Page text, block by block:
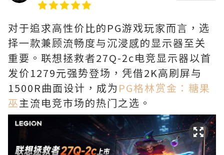
对于追求高性价比的PG游戏玩家而言，选
择一款兼顾流畅度与沉浸感的显示器至关
重要。联想拯救者27Q-2c电竞显示器以首
发价1279元强势登场，凭借2K高刷屏与
1500R曲面设计，成为 PG格林赏金：糖果
巫主流电竞市场的热门之选。